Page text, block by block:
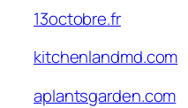
13octobre.fr
kitchenlandmd.com
aplantsgarden.com